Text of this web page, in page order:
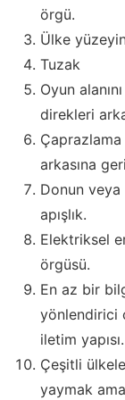
örgü.
Ülke
Tuzak
Oyun
direkleri
arkasına
Donun veya
apışlık.
Elektriksel
örgüsü.
En az bir
yönlendirici
iletim yapısı.
Çeşitli
yaymak